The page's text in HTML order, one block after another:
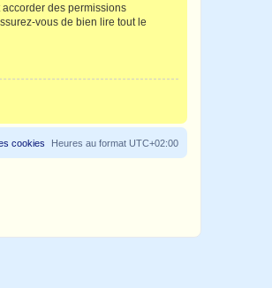
des permissions
vous de bien lire tout le
Heures au format UTC+02:00
cookies